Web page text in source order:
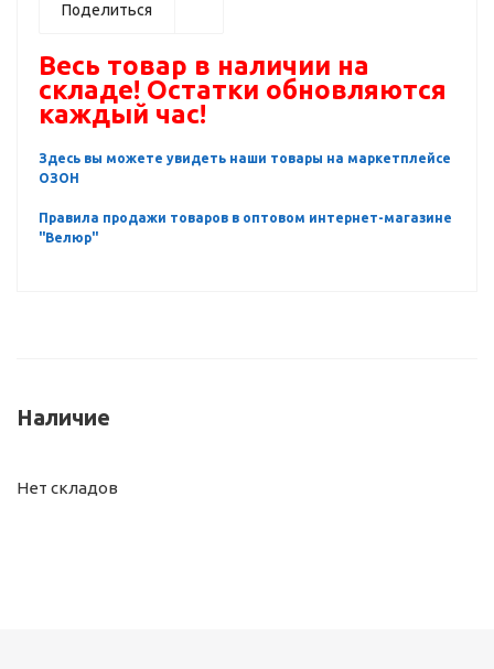
Поделиться
Весь товар в наличии на
складе! Остатки обновляются
каждый час!
Здесь вы можете увидеть наши товары на маркетплейсе
ОЗОН
Правила продажи товаров в оптовом интернет-магазине
"Велюр"
Наличие
Нет складов